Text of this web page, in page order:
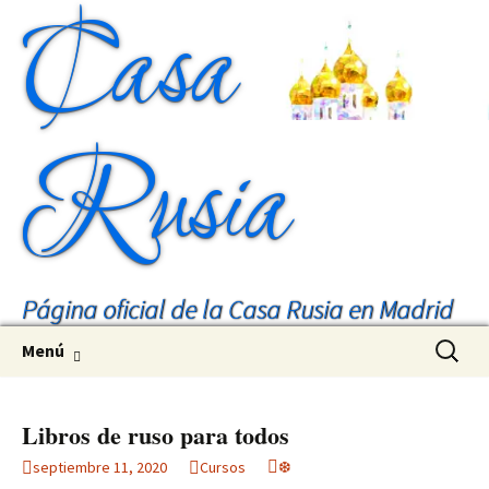
Casa
Rusia
Página oficial de la Casa Rusia en Madrid
Menú Buscar:
Libros de ruso para todos
septiembre 11, 2020 Cursos ❆